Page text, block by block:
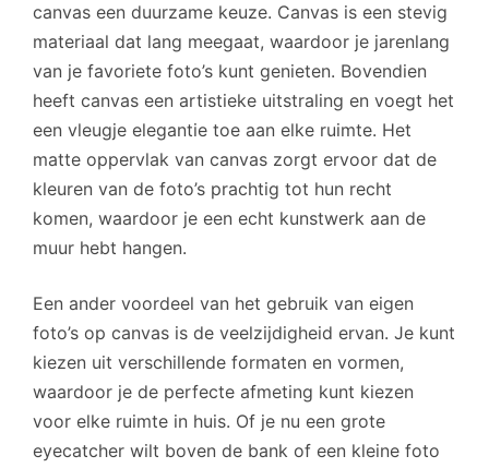
canvas een duurzame keuze. Canvas is een stevig
materiaal dat lang meegaat, waardoor je jarenlang
van je favoriete foto’s kunt genieten. Bovendien
heeft canvas een artistieke uitstraling en voegt het
een vleugje elegantie toe aan elke ruimte. Het
matte oppervlak van canvas zorgt ervoor dat de
kleuren van de foto’s prachtig tot hun recht
komen, waardoor je een echt kunstwerk aan de
muur hebt hangen.
Een ander voordeel van het gebruik van eigen
foto’s op canvas is de veelzijdigheid ervan. Je kunt
kiezen uit verschillende formaten en vormen,
waardoor je de perfecte afmeting kunt kiezen
voor elke ruimte in huis. Of je nu een grote
eyecatcher wilt boven de bank of een kleine foto